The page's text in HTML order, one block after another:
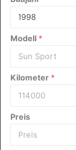
Modell *
Kilometer *
Preis